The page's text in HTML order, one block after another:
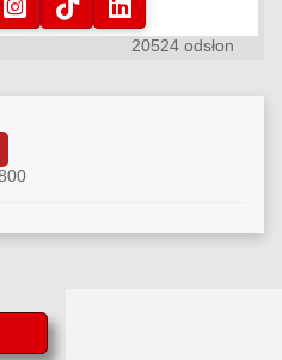
20524 odsłon